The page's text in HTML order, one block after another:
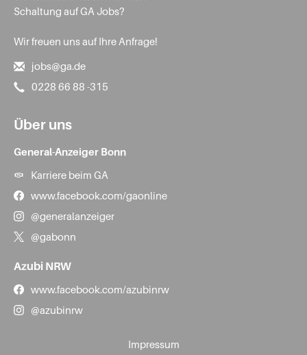
Schaltung auf GA Jobs?
Wir freuen uns auf Ihre Anfrage!
jobs@ga.de
0228 66 88 -315
Über uns
General-Anzeiger Bonn
Karriere beim GA
www.facebook.com/gaonline
@generalanzeiger
@gabonn
Azubi NRW
www.facebook.com/azubinrw
@azubinrw
Impressum